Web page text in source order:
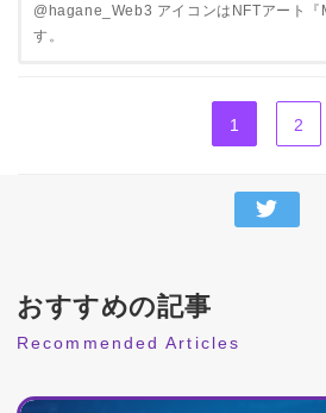
@hagane_Web3 アイコンはNFTアート
す。
1 2
おすすめの記事
Recommended Articles